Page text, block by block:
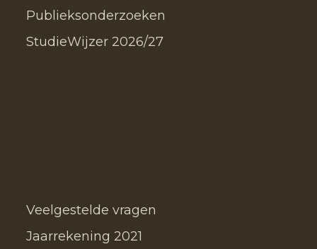
Publieksonderzoeken
StudieWijzer 2026/27
Veelgestelde vragen
Jaarrekening 2021